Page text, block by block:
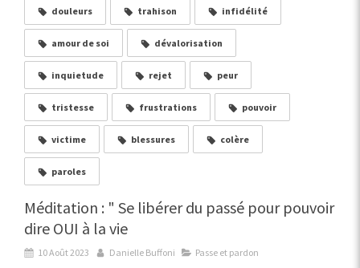
douleurs trahison infidélité
amour de soi dévalorisation
inquietude rejet peur
tristesse frustrations pouvoir
victime blessures colère
paroles
Méditation : " Se libérer du passé pour pouvoir
dire OUI à la vie
10 Août 2023 Danielle Buffoni Passe et pardon